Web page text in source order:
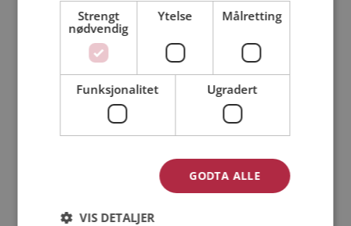
Jeg er en: Mann Kvinne
Min alder:
Strengt
nødvendig
Ytelse Målretting
Funksjonalitet Ugradert
GODTA ALLE
VIS DETALJER